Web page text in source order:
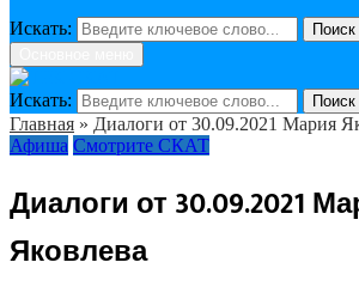
Искать:
Поиск
Искать: Поиск
Главная » Диалоги от 30.09.2021 Мария
Афиша Смотрите СКАТ
Диалоги от 30.09.2021
Яковлева